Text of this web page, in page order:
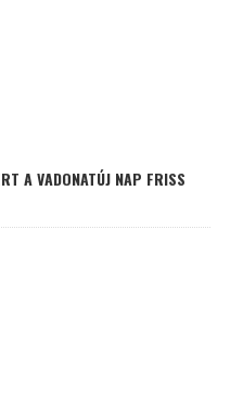
A VADONATÚJ NAP FRISS